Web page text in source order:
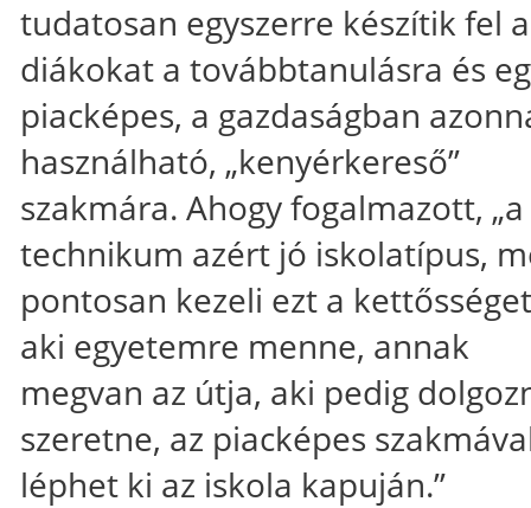
tudatosan egyszerre készítik fel a
diákokat a továbbtanulásra és
piacképes, a gazdaságban
használható, „kenyérkereső”
szakmára. Ahogy fogalmazott, „a
technikum azért jó iskolatípus,
pontosan kezeli ezt a
aki egyetemre menne, annak
megvan az útja, aki pedig
szeretne, az piacképes
léphet ki az iskola kapuján.”